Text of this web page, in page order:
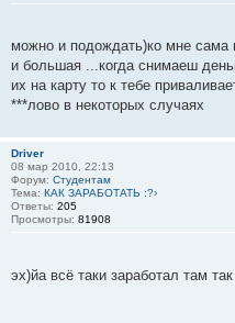
можно и подождать)ко мне сама
и большая ...когда снимаеш
их на карту то к тебе
***лово в некоторых случаях
Driver
08 мар 2010, 22:13
Форум: Студентам
Тема: КАК ЗАРАБОТАТЬ :?›
Ответы: 205
Просмотры: 81908
эх)йа всё таки заработал там